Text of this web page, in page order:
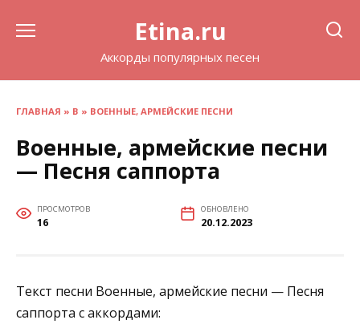
Etina.ru
Аккорды популярных песен
ГЛАВНАЯ » В » ВОЕННЫЕ, АРМЕЙСКИЕ ПЕСНИ
Военные, армейские песни
— Песня саппорта
ПРОСМОТРОВ
16
ОБНОВЛЕНО
20.12.2023
Текст песни Военные, армейские песни — Песня
саппорта с аккордами: